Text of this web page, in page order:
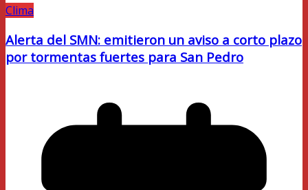
Clima
Alerta del SMN: emitieron un aviso a corto plazo
por tormentas fuertes para San Pedro